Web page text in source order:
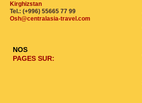
Kirghizstan
Tel.: (+996) 55665 77 99
Osh@centralasia-travel.com
NOS
PAGES SUR: